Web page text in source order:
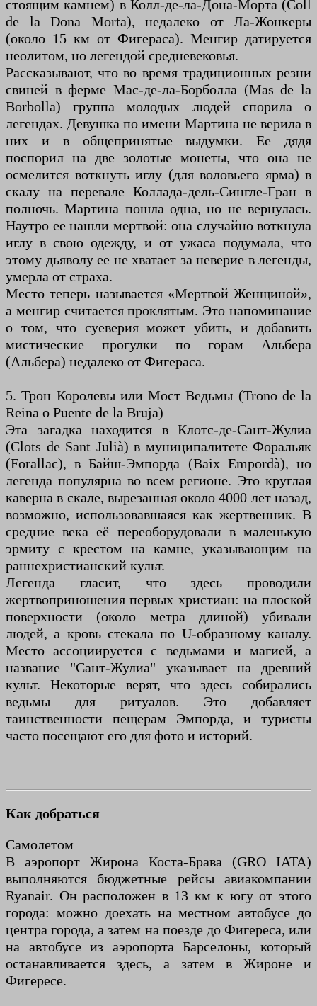
стоящим камнем) в Колл-де-ла-Дона-Морта (Coll
de la Dona Morta), недалеко от Ла-Жонкеры
(около 15 км от Фигераса). Менгир датируется
неолитом, но легендой средневековья.
Рассказывают, что во время традиционных резни
свиней в ферме Мас-де-ла-Борболла (Mas de la
Borbolla) группа молодых людей спорила о
легендах. Девушка по имени Мартина не верила в
них и в общепринятые выдумки. Ее дядя
поспорил на две золотые монеты, что она не
осмелится воткнуть иглу (для воловьего ярма) в
скалу на перевале Коллада-дель-Сингле-Гран в
полночь. Мартина пошла одна, но не вернулась.
Наутро ее нашли мертвой: она случайно воткнула
иглу в свою одежду, и от ужаса подумала, что
этому дьяволу ее не хватает за неверие в легенды,
умерла от страха.
Место теперь называется «Мертвой Женщиной»,
а менгир считается проклятым. Это напоминание
о том, что суеверия может убить, и добавить
мистические прогулки по горам Альбера
(Альбера) недалеко от Фигераса.
5. Трон Королевы или Мост Ведьмы (Trono de la
Reina o Puente de la Bruja)
Эта загадка находится в Клотс-де-Сант-Жулиа
(Clots de Sant Julià) в муниципалитете Форальяк
(Forallac), в Байш-Эмпорда (Baix Empordà), но
легенда популярна во всем регионе. Это круглая
каверна в скале, вырезанная около 4000 лет назад,
возможно, использовавшаяся как жертвенник. В
средние века её переоборудовали в маленькую
эрмиту с крестом на камне, указывающим на
раннехристианский культ.
Легенда гласит, что здесь проводили
жертвоприношения первых христиан: на плоской
поверхности (около метра длиной) убивали
людей, а кровь стекала по U-образному каналу.
Место ассоциируется с ведьмами и магией, а
название "Сант-Жулиа" указывает на древний
культ. Некоторые верят, что здесь собирались
ведьмы для ритуалов. Это добавляет
таинственности пещерам Эмпорда, и туристы
часто посещают его для фото и историй.
Как добраться
Самолетом
В аэропорт Жирона Коста-Брава (GRO IATA)
выполняются бюджетные рейсы авиакомпании
Ryanair. Он расположен в 13 км к югу от этого
города: можно доехать на местном автобусе до
центра города, а затем на поезде до Фигереса, или
на автобусе из аэропорта Барселоны, который
останавливается здесь, а затем в Жироне и
Фигересе.